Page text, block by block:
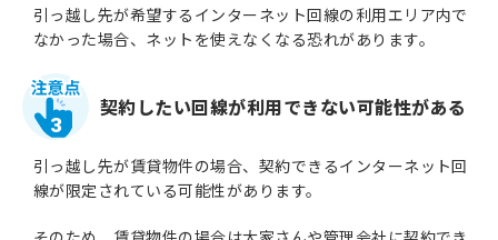
引っ越し先が希望するインターネット回線の利用エリア内で
なかった場合、ネットを使えなくなる恐れがあります。
3
契約したい回線が利用できない可能性がある
引っ越し先が賃貸物件の場合、契約できるインターネット回
線が限定されている可能性があります。